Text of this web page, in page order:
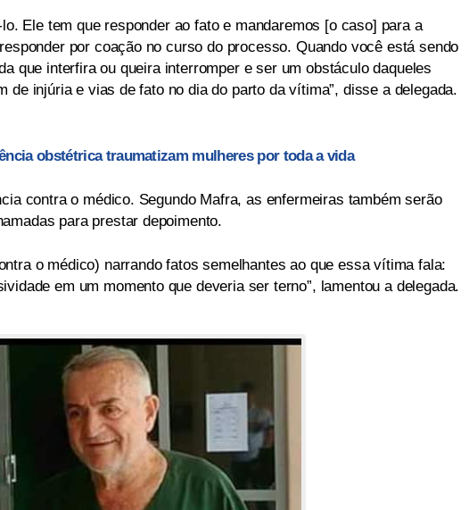
Ele tem que responder ao fato e mandaremos [o caso] para a
por coação no curso do processo. Quando você está sendo
que interfira ou queira interromper e ser um obstáculo daqueles
de injúria e vias de fato no dia do parto da vítima”, disse a delegada.
obstétrica traumatizam mulheres por toda a vida
contra o médico. Segundo Mafra, as enfermeiras também serão
para prestar depoimento.
o médico) narrando fatos semelhantes ao que essa vítima fala:
em um momento que deveria ser terno”, lamentou a delegada.